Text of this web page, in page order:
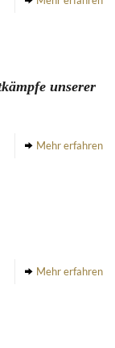
unserer
Mehr erfahren
Mehr erfahren